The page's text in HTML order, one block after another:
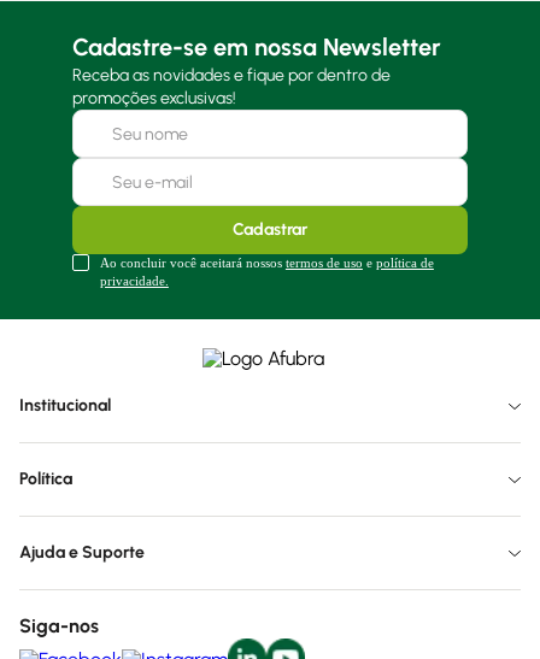
Cadastre-se em nossa Newsletter
Receba as novidades e fique por dentro de
promoções exclusivas!
Cadastrar
Ao concluir você aceitará nossos termos de uso e política de
privacidade.
Institucional
Política
Ajuda e Suporte
Siga-nos